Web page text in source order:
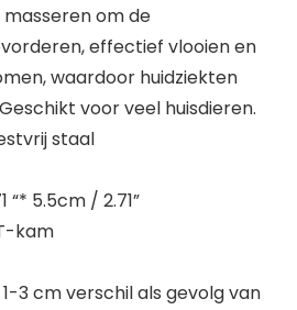
om de
effectief vlooien en
waardoor huidziekten
voor veel huisdieren.
staal
5.5cm / 2.71”
kam
3 cm verschil als gevolg van